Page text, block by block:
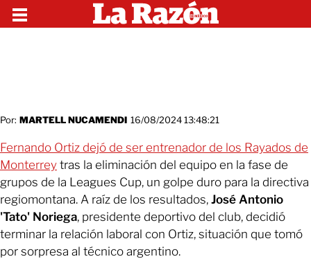
Por: MARTELL NUCAMENDI 16/08/2024 13:48:21
Fernando Ortiz dejó de ser entrenador de los Rayados de
Monterrey tras la eliminación del equipo en la fase de
grupos de la Leagues Cup, un golpe duro para la directiva
regiomontana. A raíz de los resultados, José Antonio
'Tato' Noriega, presidente deportivo del club, decidió
terminar la relación laboral con Ortiz, situación que tomó
por sorpresa al técnico argentino.